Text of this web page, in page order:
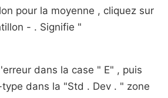
pour la moyenne , cliquez sur
- . Signifie "
dans la case " E" , puis
dans la "Std . Dev . " zone